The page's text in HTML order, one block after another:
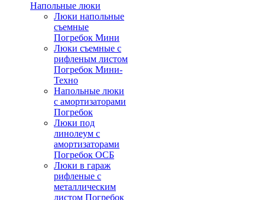
Напольные люки
Люки напольные
съемные
Погребок Мини
Люки съемные с
рифленым листом
Погребок Мини-
Техно
Напольные люки
с амортизаторами
Погребок
Люки под
линолеум с
амортизаторами
Погребок ОСБ
Люки в гараж
рифленые с
металлическим
листом Погребок